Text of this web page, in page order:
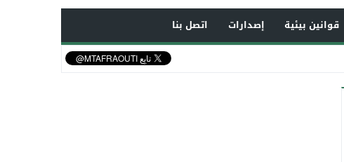
قوانين بيئية إصدارات
اتصل بنا